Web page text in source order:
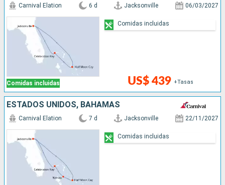
Comidas incluidas
Carnival Elation 6 d Jacksonville 06/03/2027
US$ 439 +Tasas
Comidas incluidas
ESTADOS UNIDOS, BAHAMAS
Carnival Elation 7 d Jacksonville 22/11/2027
Comidas incluidas